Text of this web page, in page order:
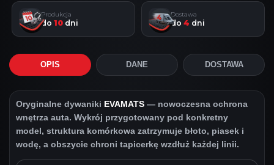
Produkcja
do 10 dni
Dostawa
do 4 dni
OPIS DANE DOSTAWA
Oryginalne dywaniki EVAMATS — nowoczesna ochrona
wnętrza auta. Wykrój przygotowany pod konkretny
model, struktura komórkowa zatrzymuje błoto, piasek i
wodę, a obszycie chroni tapicerkę wzdłuż każdej linii.